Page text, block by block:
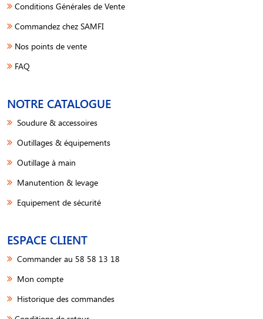
Conditions Générales de Vente
Commandez chez SAMFI
Nos points de vente
FAQ
NOTRE CATALOGUE
Soudure & accessoires
Outillages & équipements
Outillage à main
Manutention & levage
Equipement de sécurité
ESPACE CLIENT
Commander au 58 58 13 18
Mon compte
Historique des commandes